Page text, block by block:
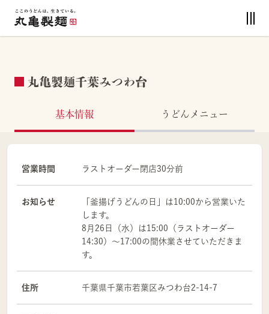
丸亀製麺千葉みつわ台
基本情報 うどんメニュー
営業時間 ラストオーダー閉店30分前
お知らせ
「釜揚げうどんの日」は10:00から営業いた
します。
8月26日（水）は15:00（ラストオーダー
14:30）～17:00の間休業させていただきま
す。
住所 千葉県千葉市若葉区 みつわ台2-14-7